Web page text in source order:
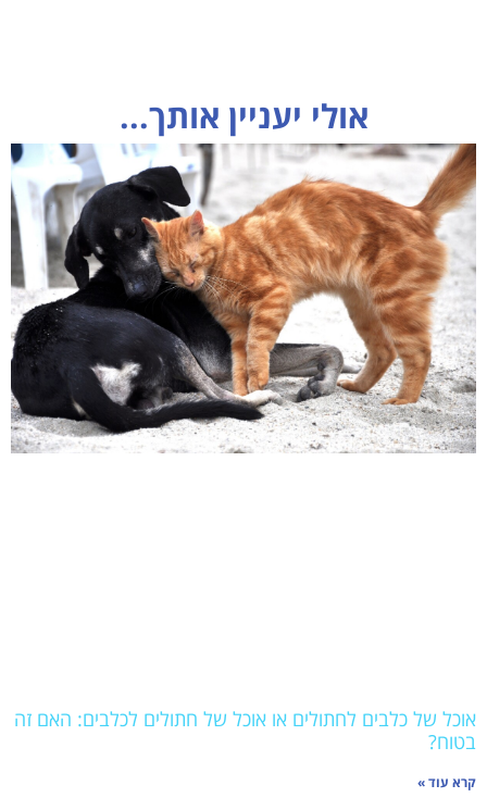
אולי יעניין אותך...
אוכל של כלבים לחתולים או אוכל של חתולים לכלבים: האם זה
בטוח?
קרא עוד »